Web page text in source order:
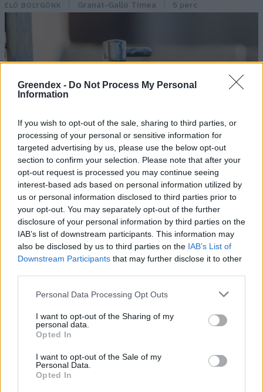
Greendex - Do Not Process My Personal
Information
If you wish to opt-out of the sale, sharing to third parties, or
processing of your personal or sensitive information for
targeted advertising by us, please use the below opt-out
section to confirm your selection. Please note that after your
opt-out request is processed you may continue seeing
interest-based ads based on personal information utilized by
us or personal information disclosed to third parties prior to
your opt-out. You may separately opt-out of the further
disclosure of your personal information by third parties on the
IAB’s list of downstream participants. This information may
also be disclosed by us to third parties on the IAB’s List of
Downstream Participants that may further disclose it to other
Personal Data Processing Opt Outs
I want to opt-out of the Sharing of my
personal data.
Opted In
I want to opt-out of the Sale of my
Personal Data.
Opted In
ÉLŐ BOLYGÓNK Granát-Galló Tímea 5 perc
tartanunk ezeket a döntéseket.
Miért viseli meg az embert a hőség
EGÉSZSÉGÜNK